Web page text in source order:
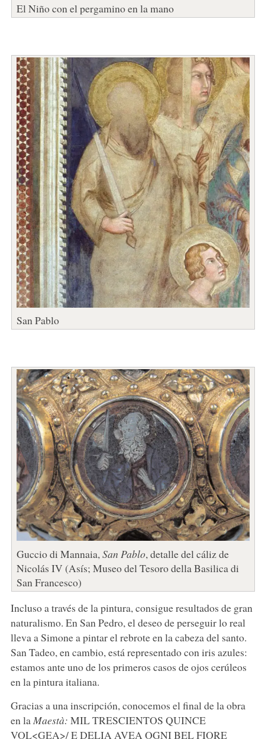
El Niño con el pergamino en la mano
San Pablo
Guccio di Mannaia, San Pablo, detalle del cáliz de
Nicolás IV (Asís; Museo del Tesoro della Basilica di
San Francesco)
Incluso a través de la pintura, consigue resultados de gran
naturalismo. En San Pedro, el deseo de perseguir lo real
lleva a Simone a pintar el rebrote en la cabeza del santo.
San Tadeo, en cambio, está representado con iris azules:
estamos ante uno de los primeros casos de ojos cerúleos
en la pintura italiana.
Gracias a una inscripción, conocemos el final de la obra
en la Maestà: MIL TRESCIENTOS QUINCE
VOL<GEA>/ E DELIA AVEA OGNI BEL FIORE